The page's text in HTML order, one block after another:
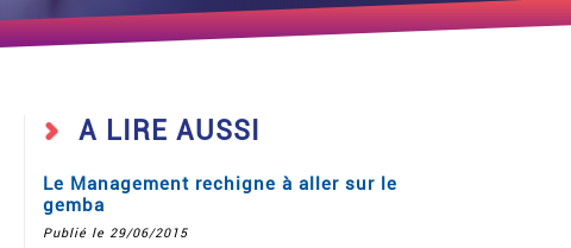
A LIRE AUSSI
Le Management rechigne à aller sur le
gemba
Publié le 29/06/2015